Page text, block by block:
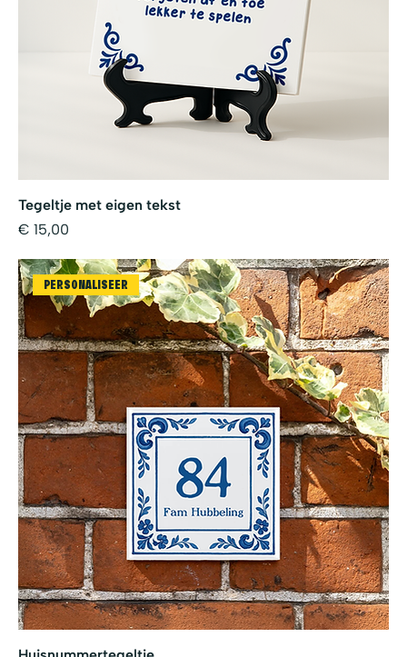
Tegeltje met eigen tekst
Prijs
€ 15,00
PERSONALISEER